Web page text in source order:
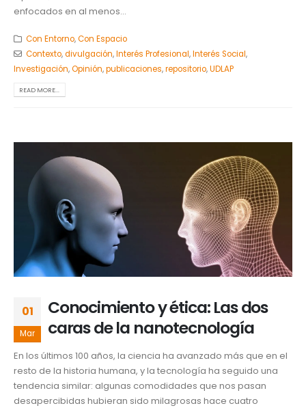
enfocados en al menos...
Con Entorno,Con Espacio
Contexto,divulgación,Interés Profesional,Interés Social,
Investigación,Opinión,publicaciones,repositorio,UDLAP
READ MORE...
01
Mar
Conocimiento y ética: Las dos
caras de la nanotecnología
En los últimos 100 años, la ciencia ha avanzado más que en el
resto de la historia humana, y la tecnología ha seguido una
tendencia similar: algunas comodidades que nos pasan
desapercibidas hubieran sido milagrosas hace cuatro